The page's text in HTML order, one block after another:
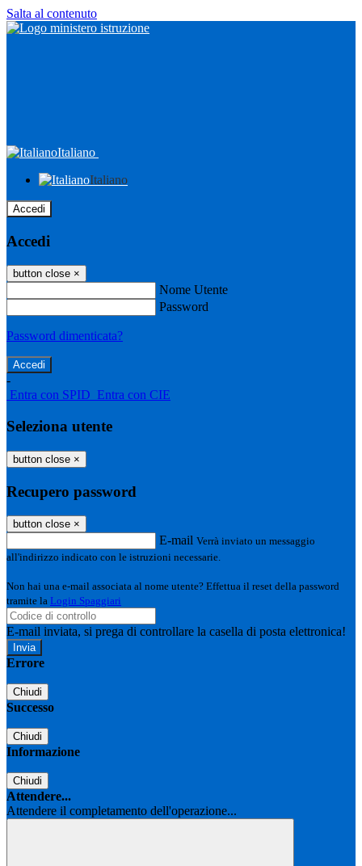
Salta al contenuto
Italiano
Italiano
Accedi
Accedi
button close ×
Nome Utente
Password
Password dimenticata?
-
Entra con SPID Entra con CIE
Seleziona utente
button close ×
Recupero password
button close ×
E-mail Verrà inviato un messaggio
all'indirizzo indicato con le istruzioni necessarie.
Non hai una e-mail associata al nome utente? Effettua il reset della password
tramite la Login Spaggiari
E-mail inviata, si prega di controllare la casella di posta elettronica!
Errore
Chiudi
Successo
Chiudi
Informazione
Chiudi
Attendere...
Attendere il completamento dell'operazione...